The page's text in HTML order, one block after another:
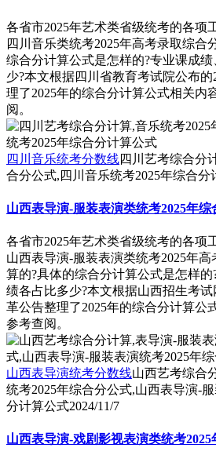
各省市2025年艺术类省级统考的各项
四川音乐类统考2025年高考录取综合
综合分计算公式是怎样的?专业课成
少?本文根据四川省教育考试院公布
理了2025年的综合分计算公式相关内
阅。
四川音乐统考分数线四川艺考综合分
合分公式,四川音乐统考2025年综合分
山西表导演-服装表演类统考2025年
各省市2025年艺术类省级统考的各项
山西表导演-服装表演类统考2025年
算的?具体的综合分计算公式是怎样
绩各占比多少?本文根据山西招生考
革公告整理了2025年的综合分计算公
参考查阅。
山西表导演统考分数线山西艺考综合
统考2025年综合分公式,山西表导演-
分计算公式2024/11/7
山西表导演-戏剧影视表演类统考